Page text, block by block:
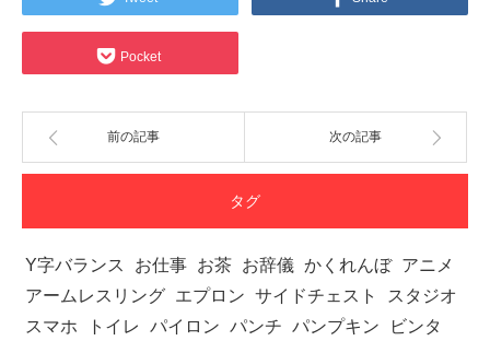
Pocket
前の記事 次の記事
タグ
Y字バランス お仕事 お茶 お辞儀 かくれんぼ アニメ
アームレスリング エプロン サイドチェスト
スタジオ
スマホ
トイレ パイロン パンチ パンプキン
ビンタ